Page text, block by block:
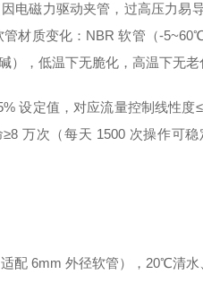
电磁力驱动夹管，过高压力易
材质变化：NBR 软管（-
，低温下无脆化，高温下无老
设定值，对应流量控制线性
万次（每天 1500 次操作可
配 6mm 外径软管），20℃清水